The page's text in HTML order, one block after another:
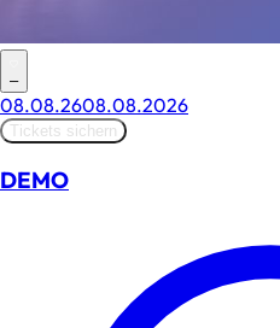
–
08.08.2608.08.2026
Tickets sichern
DEMO